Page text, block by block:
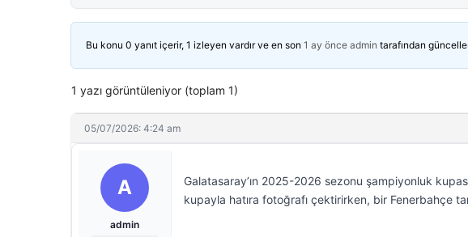
Bu konu 0 yanıt içerir, 1 izleyen vardır ve en son 1 ay önce admin tarafından
1 yazı görüntüleniyor (toplam 1)
05/07/2026: 4:24 am
A
admin
Galatasaray’ın 2025-2026 sezonu şampiyonluk
kupayla hatıra fotoğrafı çektirirken, bir Fenerbahçe